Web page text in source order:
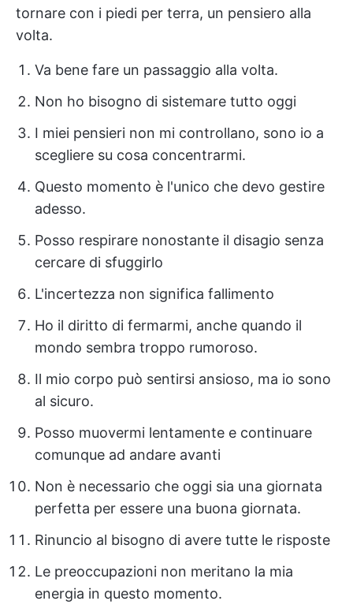
tornare con i piedi per terra, un pensiero alla
volta.
Va bene fare un passaggio alla volta.
Non ho bisogno di sistemare tutto oggi
I miei pensieri non mi controllano, sono io a
scegliere su cosa concentrarmi.
Questo momento è l'unico che devo gestire
adesso.
Posso respirare nonostante il disagio senza
cercare di sfuggirlo
L'incertezza non significa fallimento
Ho il diritto di fermarmi, anche quando il
mondo sembra troppo rumoroso.
Il mio corpo può sentirsi ansioso, ma io sono
al sicuro.
Posso muovermi lentamente e continuare
comunque ad andare avanti
Non è necessario che oggi sia una giornata
perfetta per essere una buona giornata.
Rinuncio al bisogno di avere tutte le risposte
Le preoccupazioni non meritano la mia
energia in questo momento.